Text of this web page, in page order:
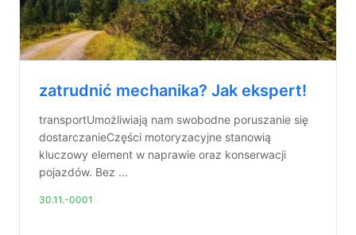
zatrudnić mechanika? Jak ekspert!
transportUmożliwiają nam swobodne poruszanie się
dostarczanieCzęści motoryzacyjne stanowią
kluczowy element w naprawie oraz konserwacji
pojazdów. Bez ...
30.11.-0001